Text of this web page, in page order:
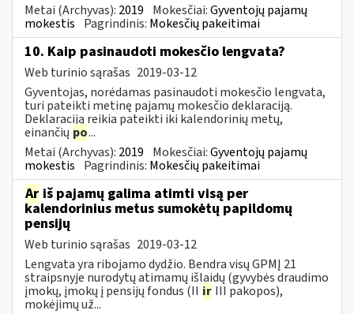
Metai (Archyvas): 2019 Mokesčiai:Gyventojų pajamų
mokestis Pagrindinis: Mokesčių pakeitimai
10. Kaip pasinaudoti mokesčio lengvata?
Web turinio sąrašas 2019-03-12
Gyventojas, norėdamas pasinaudoti mokesčio lengvata,
turi pateikti metinę pajamų mokesčio deklaraciją.
Deklaraciją reikia pateikti iki kalendorinių metų,
einančių po...
Metai (Archyvas): 2019 Mokesčiai:Gyventojų pajamų
mokestis Pagrindinis: Mokesčių pakeitimai
Ar iš pajamų galima atimti visą per
kalendorinius metus sumokėtų papildomų
pensijų
Web turinio sąrašas 2019-03-12
Lengvata yra ribojamo dydžio. Bendra visų GPMĮ 21
straipsnyje nurodytų atimamų išlaidų (gyvybės draudimo
įmokų, įmokų į pensijų fondus (II ir III pakopos),
mokėjimų už...